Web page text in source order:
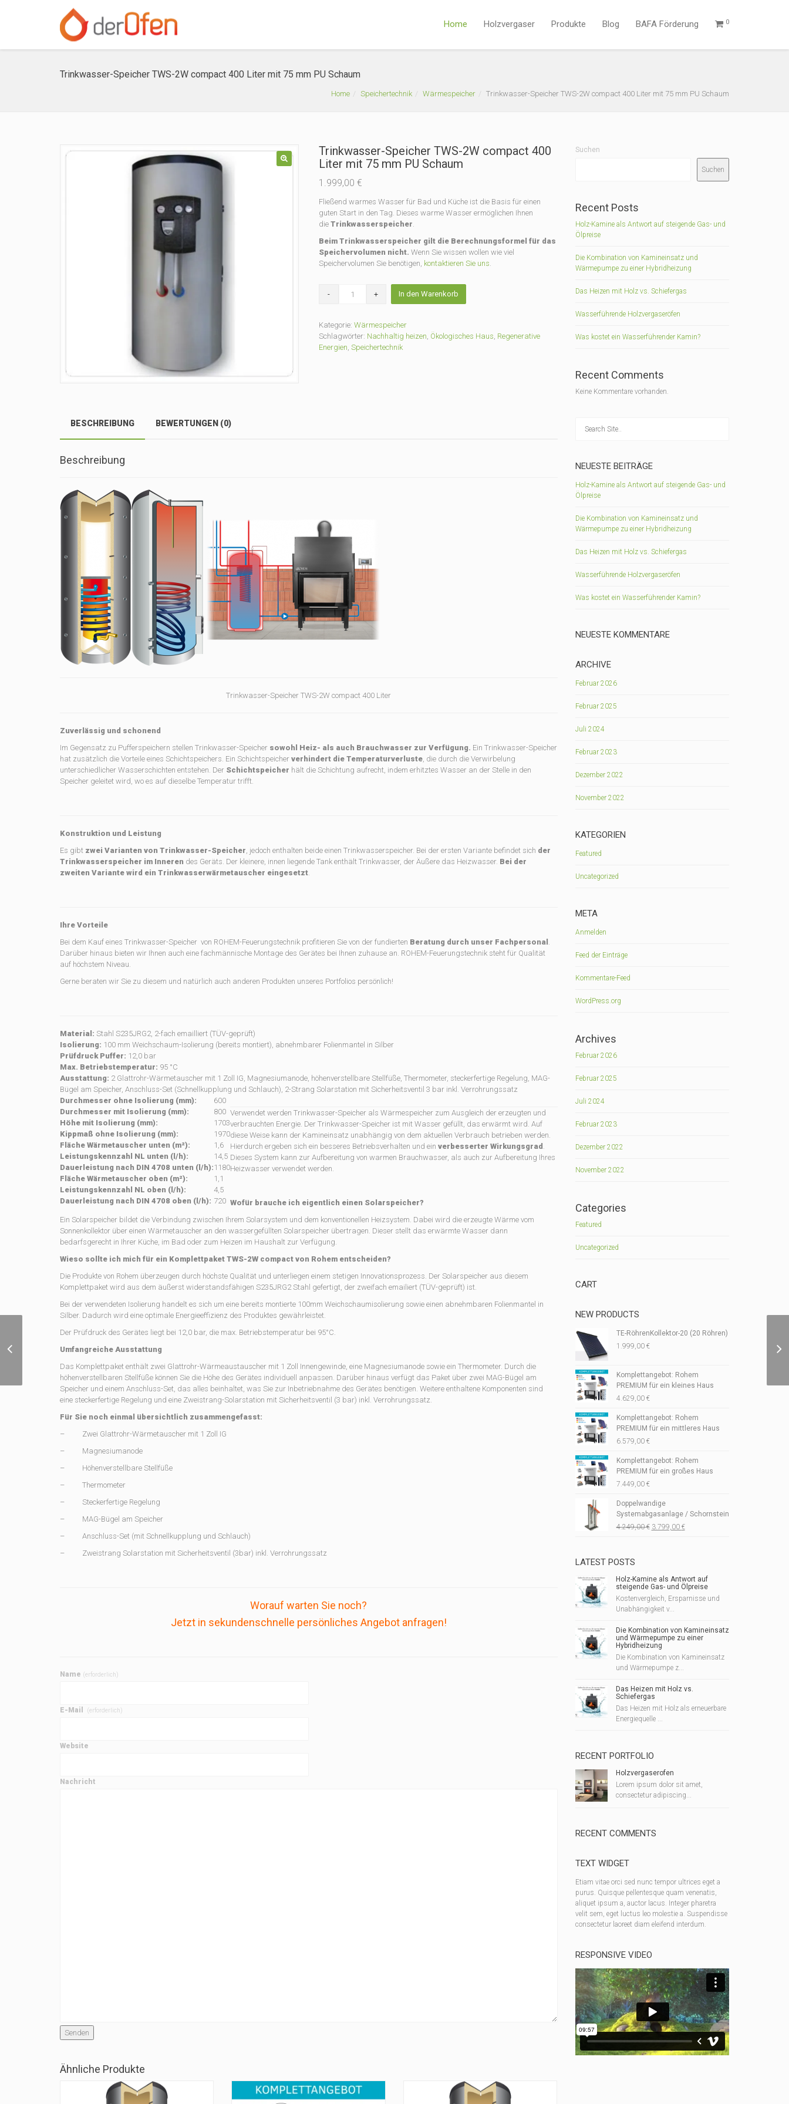
Home Holzvergaser Produkte Blog BAFA Förderung 0
Trinkwasser-Speicher TWS-2W compact 400 Liter mit 75 mm PU Schaum
Home Speichertechnik Wärmespeicher Trinkwasser-Speicher TWS-2W compact 400 Liter mit 75 mm PU Schaum
Trinkwasser-Speicher TWS-2W compact 400
Liter mit 75 mm PU Schaum
1.999,00 €
Fließend warmes Wasser für Bad und Küche ist die Basis für einen
guten Start in den Tag. Dieses warme Wasser ermöglichen Ihnen
die Trinkwasserspeicher.
Beim Trinkwasserspeicher gilt die Berechnungsformel für das
Speichervolumen nicht. Wenn Sie wissen wollen wie viel
Speichervolumen Sie benötigen, kontaktieren Sie uns.
2W
compact
Liter
In den Warenkorb
Kategorie: Wärmespeicher
Schlagwörter: Nachhaltig heizen, Ökologisches Haus, Regenerative
Energien, Speichertechnik
BESCHREIBUNG BEWERTUNGEN (0)
Beschreibung
Trinkwasser-Speicher TWS-2W compact 400 Liter
Zuverlässig und schonend
Im Gegensatz zu Pufferspeichern stellen Trinkwasser-Speicher sowohl Heiz- als auch Brauchwasser zur Verfügung. Ein Trinkwasser-Speicher
hat zusätzlich die Vorteile eines Schichtspeichers. Ein Schichtspeicher verhindert die Temperaturverluste , die durch die Verwirbelung
unterschiedlicher Wasserschichten entstehen. Der Schichtspeicher hält die Schichtung aufrecht, indem erhitztes Wasser an der Stelle in den
Speicher geleitet wird, wo es auf dieselbe Temperatur trifft.
Konstruktion und Leistung
Es gibt zwei Varianten von Trinkwasser-Speicher , jedoch enthalten beide einen Trinkwasserspeicher. Bei der ersten Variante befindet sich der
Trinkwasserspeicher im Inneren des Geräts. Der kleinere, innen liegende Tank enthält Trinkwasser, der Äußere das Heizwasser. Bei der
zweiten Variante wird ein Trinkwasserwärmetauscher eingesetzt
Ihre Vorteile
Bei dem Kauf eines Trinkwasser-Speicher von ROHEM-Feuerungstechnik profitieren Sie von der fundierten Beratung durch unser Fachpersonal
Darüber hinaus bieten wir Ihnen auch eine fachmännische Montage des Gerätes bei Ihnen zuhause an. ROHEM-Feuerungstechnik steht für Qualität
auf höchstem Niveau.
Gerne beraten wir Sie zu diesem und natürlich auch anderen Produkten unseres Portfolios persönlich!
Material: Stahl S235JRG2, 2-fach emailliert (TÜV-geprüft)
Isolierung: 100 mm Weichschaum-Isolierung (bereits montiert), abnehmbarer Folienmantel in Silber
Prüfdruck Puffer: 12,0 bar
Max. Betriebstemperatur: 95 °C
Ausstattung: 2 Glattrohr-Wärmetauscher mit 1 Zoll IG, Magnesiumanode, höhenverstellbare Stellfüße, Thermometer, steckerfertige Regelung, MAG-
Bügel am Speicher, Anschluss-Set (Schnellkupplung und Schlauch), 2-Strang Solarstation mit Sicherheitsventil 3 bar inkl. Verrohrungssatz
Durchmesser ohne Isolierung (mm):
600
Durchmesser mit Isolierung (mm):
800
Höhe mit Isolierung (mm):
1703
Kippmaß ohne Isolierung (mm):
1970
Fläche Wärmetauscher unten (m²):
1,6
Leistungskennzahl NL unten (l/h):
14,5
Dauerleistung nach DIN 4708 unten (l/h):1180
Fläche Wärmetauscher oben (m²):
1,1
Leistungskennzahl NL oben (l/h):
4,5
Dauerleistung nach DIN 4708 oben (l/h): 720
Verwendet werden Trinkwasser-Speicher als Wärmespeicher zum Ausgleich der erzeugten und
verbrauchten Energie. Der Trinkwasser-Speicher ist mit Wasser gefüllt, das erwärmt wird. Auf
diese Weise kann der Kamineinsatz unabhängig von dem aktuellen Verbrauch betrieben werden.
Hierdurch ergeben sich ein besseres Betriebsverhalten und ein verbesserter Wirkungsgrad
Dieses System kann zur Aufbereitung von warmen Brauchwasser, als auch zur Aufbereitung Ihres
Heizwasser verwendet werden.
Wofür brauche ich eigentlich einen Solarspeicher?
Ein Solarspeicher bildet die Verbindung zwischen Ihrem Solarsystem und dem konventionellen Heizsystem. Dabei wird die erzeugte Wärme vom
Sonnenkollektor über einen Wärmetauscher an den wassergefüllten Solarspeicher übertragen. Dieser stellt das erwärmte Wasser dann
bedarfsgerecht in Ihrer Küche, im Bad oder zum Heizen im Haushalt zur Verfügung.
Wieso sollte ich mich für ein Komplettpaket TWS-2W compact von Rohem entscheiden?
Die Produkte von Rohem überzeugen durch höchste Qualität und unterliegen einem stetigen Innovationsprozess. Der Solarspeicher aus diesem
Komplettpaket wird aus dem äußerst widerstandsfähigen S235JRG2 Stahl gefertigt, der zweifach emailiert (TÜV-geprüft) ist.
Bei der verwendeten Isolierung handelt es sich um eine bereits montierte 100mm Weichschaumisolierung sowie einen abnehmbaren Folienmantel in
Silber. Dadurch wird eine optimale Energieeffizienz des Produktes gewährleistet.
Der Prüfdruck des Gerätes liegt bei 12,0 bar, die max. Betriebstemperatur bei 95°C.
Umfangreiche Ausstattung
Das Komplettpaket enthält zwei Glattrohr-Wärmeaustauscher mit 1 Zoll Innengewinde, eine Magnesiumanode sowie ein Thermometer. Durch die
höhenverstellbaren Stellfüße können Sie die Höhe des Gerätes individuell anpassen. Darüber hinaus verfügt das Paket über zwei MAG-Bügel am
Speicher und einem Anschluss-Set, das alles beinhaltet, was Sie zur Inbetriebnahme des Gerätes benötigen. Weitere enthaltene Komponenten sind
eine steckerfertige Regelung und eine Zweistrang-Solarstation mit Sicherheitsventil (3 bar) inkl. Verrohrungssatz.
Für Sie noch einmal übersichtlich zusammengefasst:
– Zwei Glattrohr-Wärmetauscher mit 1 Zoll IG
– Magnesiumanode
– Höhenverstellbare Stellfüße
– Thermometer
– Steckerfertige Regelung
– MAG-Bügel am Speicher
– Anschluss-Set (mit Schnellkupplung und Schlauch)
– Zweistrang Solarstation mit Sicherheitsventil (3bar) inkl. Verrohrungssatz
Worauf warten Sie noch?
Jetzt in sekundenschnelle persönliches Angebot anfragen!
Name (erforderlich)
E-Mail (erforderlich)
Website
Nachricht
Senden
Ähnliche Produkte
Suchen
Suchen
Recent Posts
Holz-Kamine als Antwort auf steigende Gas- und
Ölpreise
Die Kombination von Kamineinsatz und
Wärmepumpe zu einer Hybridheizung
Das Heizen mit Holz vs. Schiefergas
Wasserführende Holzvergaseröfen
Was kostet ein Wasserführender Kamin?
Recent Comments
Keine Kommentare vorhanden.
NEUESTE BEITRÄGE
Holz-Kamine als Antwort auf steigende Gas- und
Ölpreise
Die Kombination von Kamineinsatz und
Wärmepumpe zu einer Hybridheizung
Das Heizen mit Holz vs. Schiefergas
Wasserführende Holzvergaseröfen
Was kostet ein Wasserführender Kamin?
NEUESTE KOMMENTARE
ARCHIVE
Februar 2026
Februar 2025
Juli 2024
Februar 2023
Dezember 2022
November 2022
KATEGORIEN
Featured
Uncategorized
META
Anmelden
Feed der Einträge
Kommentare-Feed
WordPress.org
Archives
Februar 2026
Februar 2025
Juli 2024
Februar 2023
Dezember 2022
November 2022
Categories
Featured
Uncategorized
CART
NEW PRODUCTS
TE-RöhrenKollektor-20 (20 Röhren)
1.999,00 €
Komplettangebot: Rohem
PREMIUM für ein kleines Haus
4.629,00 €
Komplettangebot: Rohem
PREMIUM für ein mittleres Haus
6.579,00 €
Komplettangebot: Rohem
PREMIUM für ein großes Haus
7.449,00 €
Doppelwandige
Systemabgasanlage / Schornstein
4.249,00€ Ursprünglicher
3.799,00 €Aktueller
LATEST POSTS
Holz-Kamine als Antwort auf
steigende Gas- und Ölpreise
Kostenvergleich, Ersparnisse und
Unabhängigkeit v...
Die Kombination von Kamineinsatz
und Wärmepumpe zu einer
Hybridheizung
Die Kombination von Kamineinsatz
und Wärmepumpe z...
Das Heizen mit Holz vs.
Schiefergas
Das Heizen mit Holz als erneuerbare
Energiequelle ...
RECENT PORTFOLIO
Holzvergaserofen
Lorem ipsum dolor sit amet,
consectetur adipiscing...
RECENT COMMENTS
TEXT WIDGET
Etiam vitae orci sed nunc tempor ultrices eget a
purus. Quisque pellentesque quam venenatis,
aliquet ipsum a, auctor lacus. Integer pharetra
velit sem, eget luctus leo molestie a. Suspendisse
consectetur laoreet diam eleifend interdum.
RESPONSIVE VIDEO
THERMO-MAGNESIT-